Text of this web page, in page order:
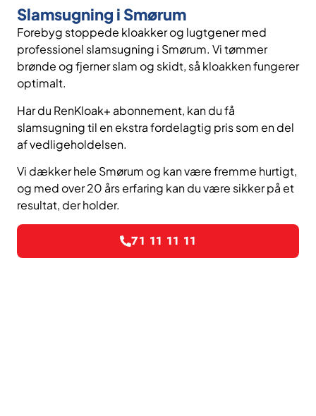
Slamsugning i Smørum
Forebyg stoppede kloakker og lugtgener med
professionel slamsugning i Smørum. Vi tømmer
brønde og fjerner slam og skidt, så kloakken fungerer
optimalt.
Har du RenKloak+ abonnement, kan du få
slamsugning til en ekstra fordelagtig pris som en del
af vedligeholdelsen.
Vi dækker hele Smørum og kan være fremme hurtigt,
og med over 20 års erfaring kan du være sikker på et
resultat, der holder.
71 11 11 11